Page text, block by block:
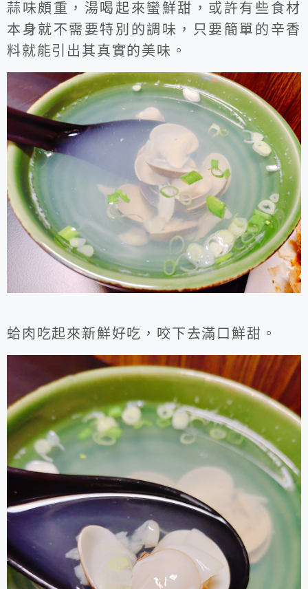
蒜味頗重，湯喝起來蠻鮮甜，或許有些食材
本身就不需要特別的調味，只要簡單的辛香
料就能引出其真實的美味。
蛤肉吃起來新鮮好吃，咬下去滿口鮮甜。